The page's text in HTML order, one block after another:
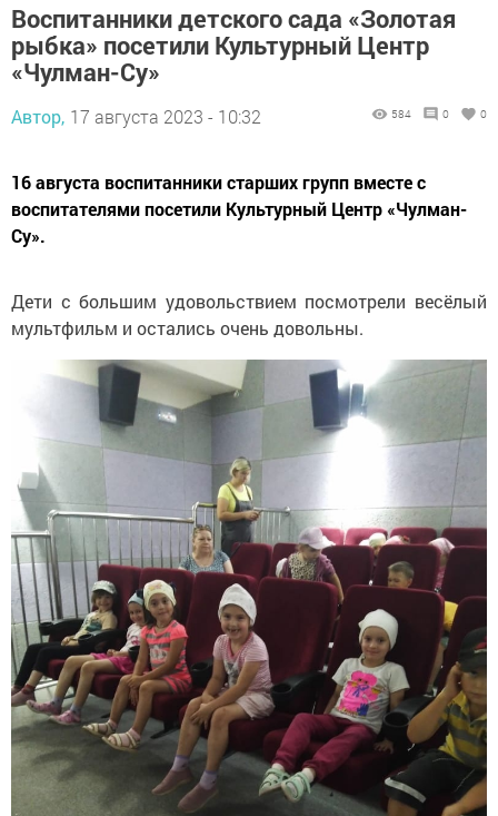
Воспитанники детского сада «Золотая
рыбка» посетили Культурный Центр
«Чулман-Су»
Автор, 17 августа 2023 - 10:32 584 0 0
16 августа воспитанники старших групп вместе с
воспитателями посетили Культурный Центр «Чулман-
Су».
Дети с большим удовольствием посмотрели весёлый
мультфильм и остались очень довольны.